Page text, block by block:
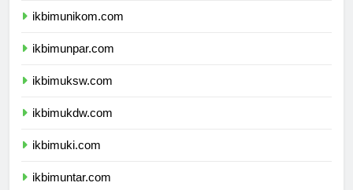
ikbimunikom.com
ikbimunpar.com
ikbimuksw.com
ikbimukdw.com
ikbimuki.com
ikbimuntar.com